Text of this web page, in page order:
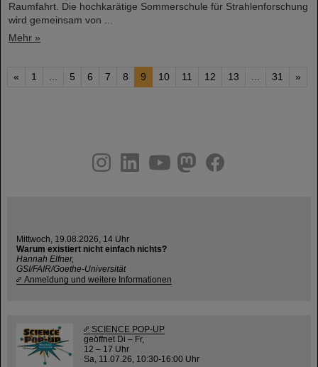
Raumfahrt. Die hochkarätige Sommerschule für Strahlenforschung
wird gemeinsam von ...
Mehr »
« 1 ... 5 6 7 8 9 10 11 12 13 ... 31 »
youtube
helmholtz.social
facebook
Mittwoch, 19.08.2026, 14 Uhr
Warum existiert nicht einfach nichts?
Hannah Elfner,
GSI/FAIR/Goethe-Universität
Anmeldung und weitere Informationen
SCIENCE POP-UP
geöffnet Di – Fr,
12 – 17 Uhr
Sa, 11.07.26, 10:30-16:00 Uhr